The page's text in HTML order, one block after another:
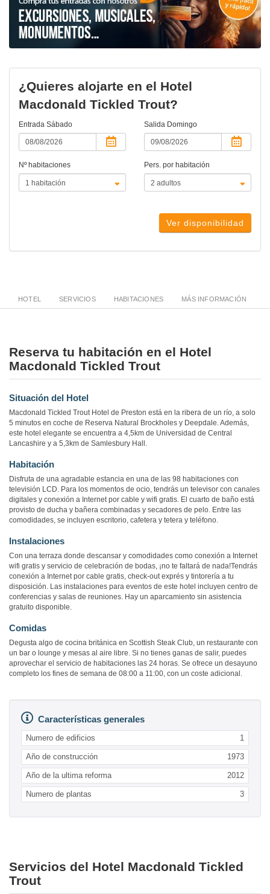
¿Quieres alojarte en el Hotel
Macdonald Tickled Trout?
Entrada Sábado Salida Domingo
Nº habitaciones Pers. por habitación
Ver disponibilidad
HOTEL SERVICIOS HABITACIONES MÁS INFORMACIÓN
Reserva tu habitación en el Hotel
Macdonald Tickled Trout
Situación del Hotel
Macdonald Tickled Trout Hotel de Preston está en la ribera de un río, a solo
5 minutos en coche de Reserva Natural Brockholes y Deepdale. Además,
este hotel elegante se encuentra a 4,5km de Universidad de Central
Lancashire y a 5,3km de Samlesbury Hall.
Habitación
Disfruta de una agradable estancia en una de las 98 habitaciones con
televisión LCD. Para los momentos de ocio, tendrás un televisor con canales
digitales y conexión a Internet por cable y wifi gratis. El cuarto de baño está
provisto de ducha y bañera combinadas y secadores de pelo. Entre las
comodidades, se incluyen escritorio, cafetera y tetera y teléfono.
Instalaciones
Con una terraza donde descansar y comodidades como conexión a Internet
wifi gratis y servicio de celebración de bodas, ¡no te faltará de nada!Tendrás
conexión a Internet por cable gratis, check-out exprés y tintorería a tu
disposición. Las instalaciones para eventos de este hotel incluyen centro de
conferencias y salas de reuniones. Hay un aparcamiento sin asistencia
gratuito disponible.
Comidas
Degusta algo de cocina británica en Scottish Steak Club, un restaurante con
un bar o lounge y mesas al aire libre. Si no tienes ganas de salir, puedes
aprovechar el servicio de habitaciones las 24 horas. Se ofrece un desayuno
completo los fines de semana de 08:00 a 11:00, con un coste adicional.
Características generales
Numero de edificios 1
Año de construcción 1973
Año de la ultima reforma 2012
Numero de plantas 3
Servicios del Hotel Macdonald Tickled
Trout